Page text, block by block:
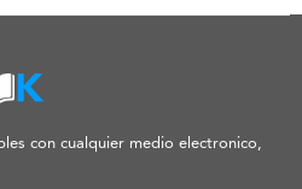
con cualquier medio electronico,